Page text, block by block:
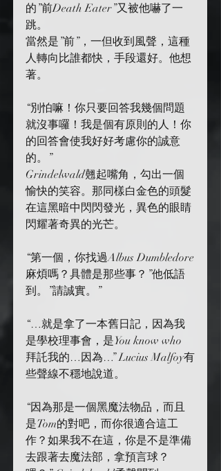
的”前Death Eater”又被他嚇了一
跳。
當然是”前”，一但收到風聲，這種
人轉向比誰都快，手段還好。他想
著。
“別怕嘛！你只要回答我幾個問題
就沒事囉！我是個有原則的人！你
的回答會使我好好考慮你的誠意
的。”
Grindelwald翹起嘴角，勾出一個
愉快的笑容。那同樣白金色的頭髮
在這黑暗中閃閃發光，異色的眼睛
閃耀著奇異的光芒。
“第一個，你找過Albus Dumbledore
麻煩嗎？具體是那些事？”他低語
到。”請誠實。”
“…就是拿了一本舊日記，因為我
是學校理事會，是You know who
拜託我的…因為…” Lucius Malfoy有
些聲線不穩地說道。
“因為那是一個黑魔法物品，而且
是Tom的對吧，而你很適合這工
作？如果我不在這，你是不是準備
去跟著去魔法部，拿預言球？